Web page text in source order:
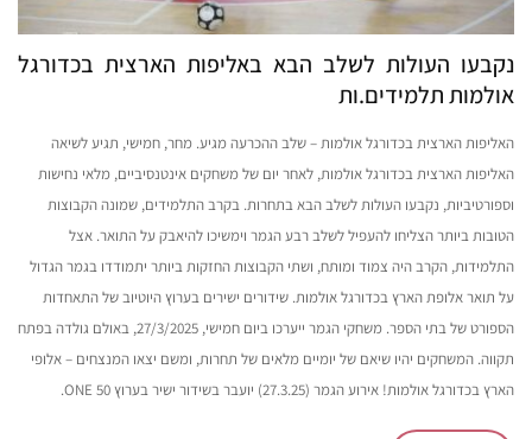
נקבעו העולות לשלב הבא באליפות הארצית בכדורגל
אולמות תלמידים.ות
האליפות הארצית בכדורגל אולמות – שלב ההכרעה מגיע. מחר, חמישי, תגיע לשיאה
האליפות הארצית בכדורגל אולמות, לאחר יום של משחקים אינטנסיביים, מלאי נחישות
וספורטיביות, נקבעו העולות לשלב הבא בתחרות. בקרב התלמידים, שמונה הקבוצות
הטובות ביותר הצליחו להעפיל לשלב רבע הגמר וימשיכו להיאבק על התואר. אצל
התלמידות, הקרב היה צמוד ומותח, ושתי הקבוצות החזקות ביותר יתמודדו בגמר הגדול
על תואר אלופת הארץ בכדורגל אולמות. שידורים ישירים בערוץ היוטיוב של התאחדות
הספורט של בתי הספר. משחקי הגמר ייערכו ביום חמישי, 27/3/2025, באולם גולדה בפתח
תקווה. המשחקים יהיו שיאם של יומיים מלאים של תחרות, ומשם יצאו המנצחים – אלופי
הארץ בכדורגל אולמות! אירוע הגמר (27.3.25) יועבר בשידור ישיר בערוץ ONE 50.